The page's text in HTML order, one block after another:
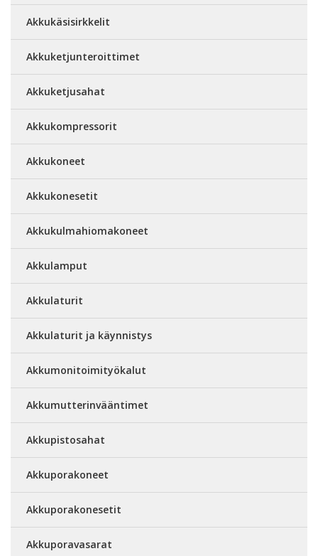
Akkukäsisirkkelit
Akkuketjunteroittimet
Akkuketjusahat
Akkukompressorit
Akkukoneet
Akkukonesetit
Akkukulmahiomakoneet
Akkulamput
Akkulaturit
Akkulaturit ja käynnistys
Akkumonitoimityökalut
Akkumutterinvääntimet
Akkupistosahat
Akkuporakoneet
Akkuporakonesetit
Akkuporavasarat